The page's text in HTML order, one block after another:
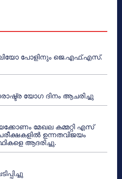
പോളിനും ജെ.എഫ്.എസ്.
യോഗ ദിനം ആചരിച്ചു
മേഖല കമ്മറ്റി എസ്
ഉന്നതവിജയം
ആദരിച്ചു.